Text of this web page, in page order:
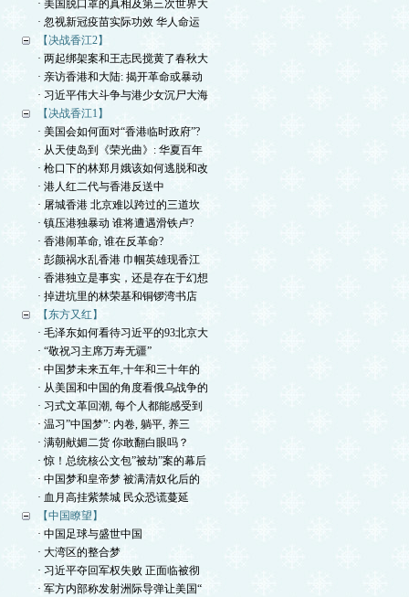
· 美国脱口罩的真相及第三次世界大
· 忽视新冠疫苗实际功效 华人命运
【决战香江2】
· 两起绑架案和王志民搅黄了春秋大
· 亲访香港和大陆: 揭开革命或暴动
· 习近平伟大斗争与港少女沉尸大海
【决战香江1】
· 美国会如何面对“香港临时政府”?
· 从天使岛到《荣光曲》: 华夏百年
· 枪口下的林郑月娥该如何逃脱和改
· 港人红二代与香港反送中
· 屠城香港 北京难以跨过的三道坎
· 镇压港独暴动 谁将遭遇滑铁卢?
· 香港闹革命, 谁在反革命?
· 彭颜祸水乱香港 巾帼英雄现香江
· 香港独立是事实，还是存在于幻想
· 掉进坑里的林荣基和铜锣湾书店
【东方又红】
· 毛泽东如何看待习近平的93北京大
· “敬祝习主席万寿无疆”
· 中国梦未来五年,十年和三十年的
· 从美国和中国的角度看俄乌战争的
· 习式文革回潮, 每个人都能感受到
· 温习”中国梦”: 内卷, 躺平, 养三
· 满朝献媚二货 你敢翻白眼吗？
· 惊！总统核公文包”被劫”案的幕后
· 中国梦和皇帝梦 被满清奴化后的
· 血月高挂紫禁城 民众恐谎蔓延
【中国瞭望】
· 中国足球与盛世中国
· 大湾区的整合梦
· 习近平夺回军权失败 正面临被彻
· 军方内部称发射洲际导弹让美国“